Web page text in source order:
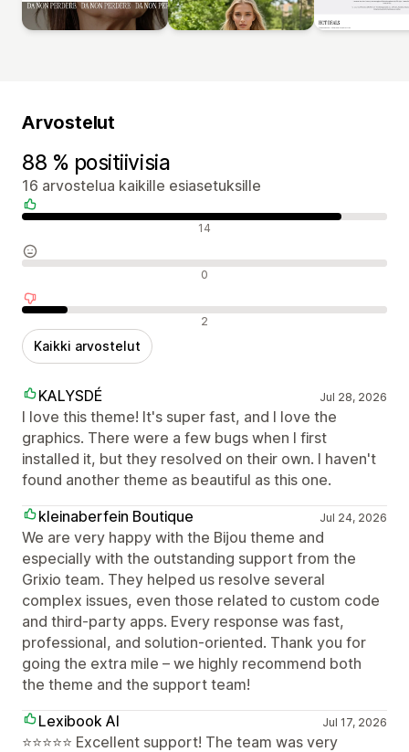
Arvostelut
88 % positiivisia
16 arvostelua kaikille esiasetuksille
Positiiviset arvostelut 14
Neutraalit arvostelut 0
Negatiiviset arvostelut 2
Kaikki arvostelut
KALYSDÉ Jul 28, 2026
I love this theme! It's super fast, and I love the
graphics. There were a few bugs when I first
installed it, but they resolved on their own. I haven't
found another theme as beautiful as this one.
kleinaberfein Boutique
Jul 24, 2026
We are very happy with the Bijou theme and
especially with the outstanding support from the
Grixio team. They helped us resolve several
complex issues, even those related to custom code
and third-party apps. Every response was fast,
professional, and solution-oriented. Thank you for
going the extra mile – we highly recommend both
the theme and the support team!
Lexibook AI
Jul 17, 2026
⭐⭐⭐⭐⭐ Excellent support! The team was very